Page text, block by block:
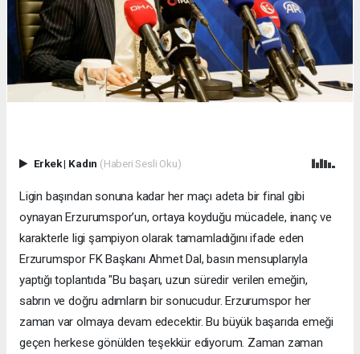
Erkek| Kadın (Haberi Sesli Oku)
Ligin başından sonuna kadar her maçı adeta bir final gibi
oynayan Erzurumspor’un, ortaya koyduğu mücadele, inanç ve
karakterle ligi şampiyon olarak tamamladığını ifade eden
Erzurumspor FK Başkanı Ahmet Dal, basın mensuplarıyla
yaptığı toplantıda "Bu başarı, uzun süredir verilen emeğin,
sabrın ve doğru adımların bir sonucudur. Erzurumspor her
zaman var olmaya devam edecektir. Bu büyük başarıda emeği
geçen herkese gönülden teşekkür ediyorum. Zaman zaman